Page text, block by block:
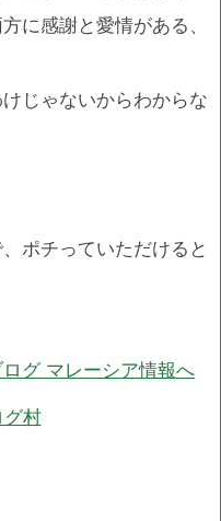
に感謝と愛情がある、
じゃないからわからな
ポチっていただけると
グ村